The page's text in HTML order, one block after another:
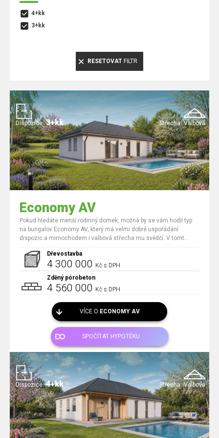
4+kk
3+kk
RESETOVAT FILTR
Střecha: Valbová
Dispozice: 3+kk
Economy AV
Pokud hledáte menší rodinný domek, možná by se vám hodil typ
na bungalov Economy AV, který má velmi dobré uspořádání
dispozic a mimochodem i valbová střecha mu svědčí. V tomt..
Dřevostavba
4 300 000 Kč s DPH
Zděný pórobeton
4 560 000 Kč s DPH
VÍCE O ECONOMY AV
SPOČÍTAT HYPOTÉKU
Střecha: Valbová
Dispozice: 4+kk